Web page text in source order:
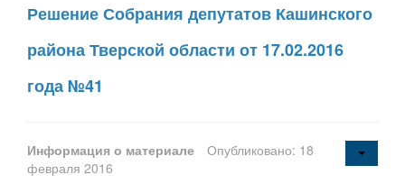
Решение Собрания депутатов Кашинского
района Тверской области от 17.02.2016
года №41
Информация о материале
Опубликовано: 18
февраля 2016